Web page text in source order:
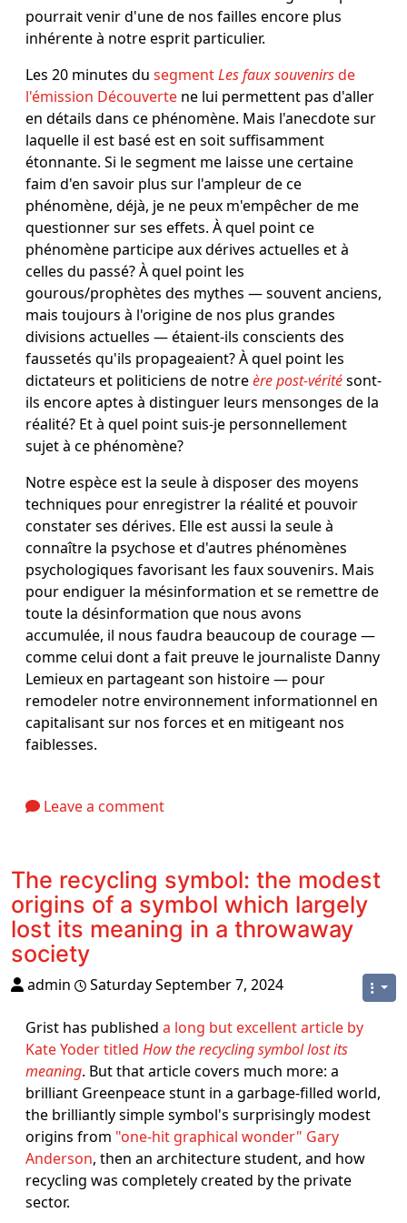
pourrait venir d'une de nos failles encore plus
inhérente à notre esprit particulier.
Les 20 minutes du segmentLes faux souvenirsde
l'émission Découverte ne lui permettent pas d'aller
en détails dans ce phénomène. Mais l'anecdote sur
laquelle il est basé est en soit suffisamment
étonnante. Si le segment me laisse une certaine
faim d'en savoir plus sur l'ampleur de ce
phénomène, déjà, je ne peux m'empêcher de me
questionner sur ses effets. À quel point ce
phénomène participe aux dérives actuelles et à
celles du passé? À quel point les
gourous/prophètes des mythes ― souvent anciens,
mais toujours à l'origine de nos plus grandes
divisions actuelles ― étaient-ils conscients des
faussetés qu'ils propageaient? À quel point les
dictateurs et politiciens de notreère post-véritésont-
ils encore aptes à distinguer leurs mensonges de la
réalité? Et à quel point suis-je personnellement
sujet à ce phénomène?
Notre espèce est la seule à disposer des moyens
techniques pour enregistrer la réalité et pouvoir
constater ses dérives. Elle est aussi la seule à
connaître la psychose et d'autres phénomènes
psychologiques favorisant les faux souvenirs. Mais
pour endiguer la mésinformation et se remettre de
toute la désinformation que nous avons
accumulée, il nous faudra beaucoup de courage ―
comme celui dont a fait preuve le journaliste Danny
Lemieux en partageant son histoire ― pour
remodeler notre environnement informationnel en
capitalisant sur nos forces et en mitigeant nos
faiblesses.
Leave a comment
The recycling symbol: the modest
origins of a symbol which largely
lost its meaning in a throwaway
society
admin Saturday September 7, 2024
Grist has published a long but excellent article by
Kate Yoder titled How the recycling symbol lost its
meaning. But that article covers much more: a
brilliant Greenpeace stunt in a garbage-filled world,
the brilliantly simple symbol's surprisingly modest
origins from "one-hit graphical wonder" Gary
Anderson, then an architecture student, and how
recycling was completely created by the private
sector.